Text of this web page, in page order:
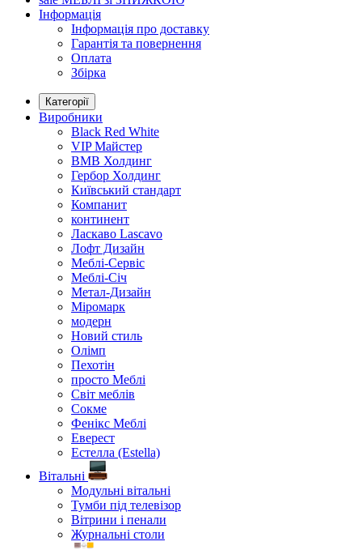
Інформація
Інформація про доставку
Гарантія та повернення
Оплата
Збірка
Категорії
Виробники
Black Red White
VIP Майстер
ВМВ Холдинг
Гербор Холдинг
Київський стандарт
Компанит
континент
Ласкаво Lascavo
Лофт Дизайн
Меблі-Сервіс
Меблі-Січ
Метал-Дизайн
Міромарк
модерн
Новий стиль
Олімп
Пехотін
просто Меблі
Світ меблів
Сокме
Фенікс Меблі
Еверест
Естелла (Estella)
Вітальні
Модульні вітальні
Тумби під телевізор
Вітрини і пенали
Журнальні столи